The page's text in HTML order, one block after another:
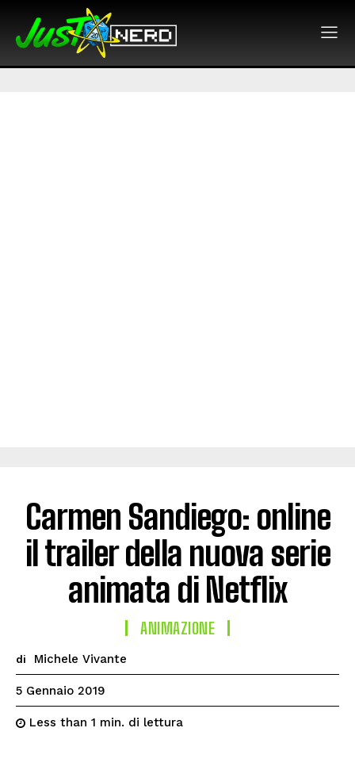
Carmen Sandiego: online
il trailer della nuova serie
animata di Netflix
ANIMAZIONE
di Michele Vivante
5 Gennaio 2019
Less than 1 min. di lettura